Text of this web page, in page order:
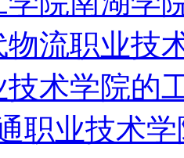
流职业技
术学院的
职业技术